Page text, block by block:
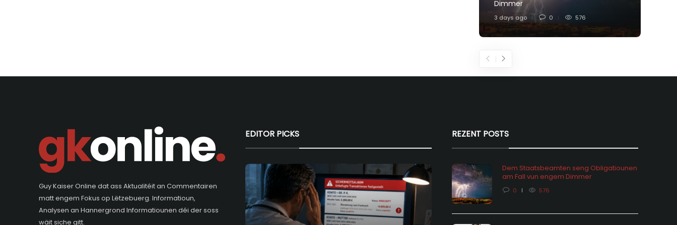
Dimmer
3 days ago 0 576
Guy Kaiser Online dat ass Aktualitéit an Commentairen
matt engem Fokus op Lëtzebuerg. Informatioun,
Analysen an Hannergrond Informatiounen déi der soss
wäit siche gitt.
EDITOR PICKS REZENT POSTS
Dem Staatsbeamten seng Obligatiounen
am Fall vun engem Dimmer
0 576